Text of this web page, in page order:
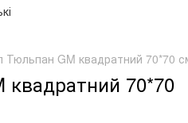
Тюльпан GM квадратний 70*70
квадратний 70*70